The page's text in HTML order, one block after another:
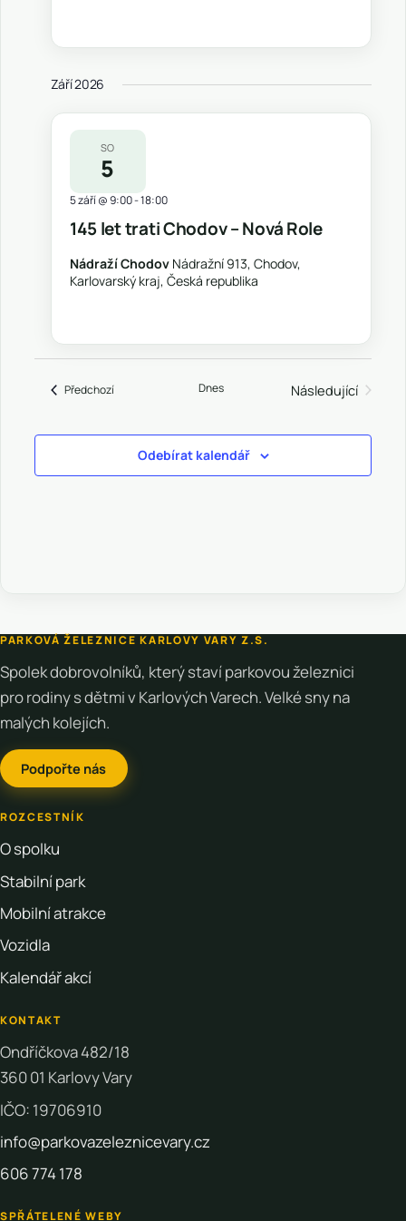
Září 2026
SO
5
145 let trati Chodov – Nová Role
5 září @ 9:00-18:00
Nádraží Chodov Nádražní 913, Chodov,
Karlovarský kraj, Česká republika
PředchozíAkce Dnes
Následující
Odebírat kalendář
PARKOVÁ ŽELEZNICE KARLOVY VARY Z.S.
Spolek dobrovolníků, který staví parkovou železnici
pro rodiny s dětmi v Karlových Varech. Velké sny na
malých kolejích.
Podpořte nás
ROZCESTNÍK
O spolku
Stabilní park
Mobilní atrakce
Vozidla
Kalendář akcí
KONTAKT
Ondříčkova 482/18
360 01 Karlovy Vary
IČO: 19706910
info@parkovazeleznicevary.cz
606 774 178
SPŘÁTELENÉ WEBY